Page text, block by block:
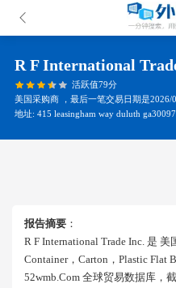
R F International
活跃值79分
美国采购商 ，最后一笔交易日期是2026/
地址: 415 leasingham way duluth
报告摘要 ：
R F International Trade Inc. 是
Container，carton，plastic Flat
52wmb.com 全球贸易数据库，